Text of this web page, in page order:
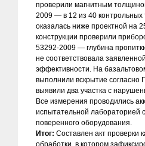
проверили магнитным
2009 — в 12 из 40 контрольных
оказалась ниже проектной на
конструкции проверили
53292-2009 — глубина
не соответствовала
эффективности. На
выполнили вскрытие согласно
выявили два участка с
Все измерения проводились
испытательной лабораторией
поверенного оборудования.
Итог: Составлен акт проверки
обработки, в котором